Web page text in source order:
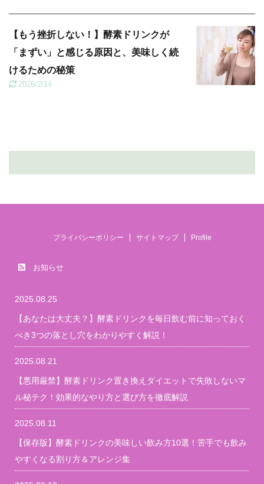
【もう挫折しない！】酵素ドリンクが
「まずい」と感じる原因と、美味しく続
けるための秘策
2026/2/14
プライバシーポリシー サイトマップ Profile
お知らせ
2025.08.25
【あなたは大丈夫？】酵素ドリンクを毎日飲む前に知っておく
べき3つの落とし穴をわかりやすく解説！
2025.08.21
【悪用厳禁】酵素ドリンク置き換えダイエットで失敗しないマ
ル秘テク！効果的なやり方と選び方を徹底解説
2025.08.11
【保存版】酵素ドリンクの美味しい飲み方10選！苦手でも飲み
やすくなる割り方＆アレンジ集